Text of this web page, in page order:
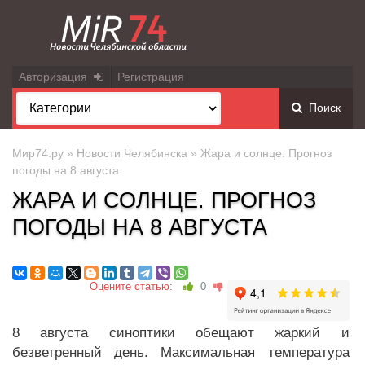
Авторизация Регистрация
Поиск
Мир74.ру » Новости Челябинска » Жара и солнце. Прогноз
погоды на 8 августа
ЖАРА И СОЛНЦЕ. ПРОГНОЗ
ПОГОДЫ НА 8 АВГУСТА
Оцените статью: 0
8 августа синоптики обещают жаркий и
безветренный день. Максимальная температура